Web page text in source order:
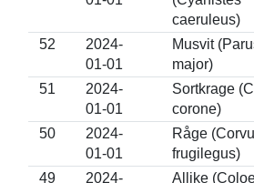
caeruleus)
52
2024-
01-01
Musvit
major)
51
2024-
01-01
Sortkrage
corone)
50
2024-
01-01
Råge
frugilegus)
49
2024-
Allike